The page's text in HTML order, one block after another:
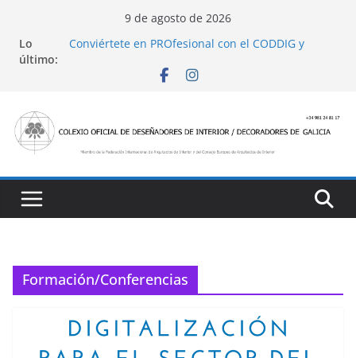
contenido
9 de agosto de 2026
Lo
último:
Conviértete en PROfesional con el CODDIG y
Ayudas para mejoras de establecimientos
San Marcial 2025
Formación/Conferencias